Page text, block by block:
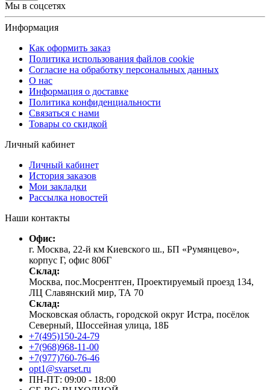
Мы в соцсетях
Информация
Как оформить заказ
Политика использования файлов cookie
Согласие на обработку персональных данных
О нас
Информация о доставке
Политика конфиденциальности
Связаться с нами
Товары со скидкой
Личный кабинет
Личный кабинет
История заказов
Мои закладки
Рассылка новостей
Наши контакты
Офис:
г. Москва, 22-й км Киевского ш., БП «Румянцево»,
корпус Г, офис 806Г
Склад:
Москва, пос.Мосрентген, Проектируемый проезд 134,
ЛЦ Славянский мир, ТА 70
Склад:
Московская область, городской округ Истра, посёлок
Северный, Шоссейная улица, 18Б
+7(495)150-24-79
+7(968)968-11-00
+7(977)760-76-46
opt1@svarset.ru
ПН-ПТ: 09:00 - 18:00